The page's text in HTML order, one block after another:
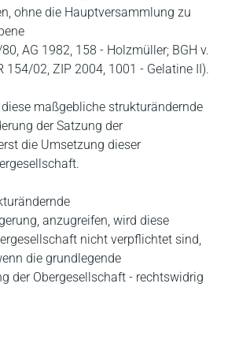
ohne die Hauptversammlung zu
AG 1982, 158 - Holzmüller; BGH v.
154/02, ZIP 2004, 1001 - Gelatine II).
maßgebliche strukturändernde
der Satzung der
die Umsetzung dieser
anzugreifen, wird diese
nicht verpflichtet sind,
die grundlegende
der Obergesellschaft - rechtswidrig